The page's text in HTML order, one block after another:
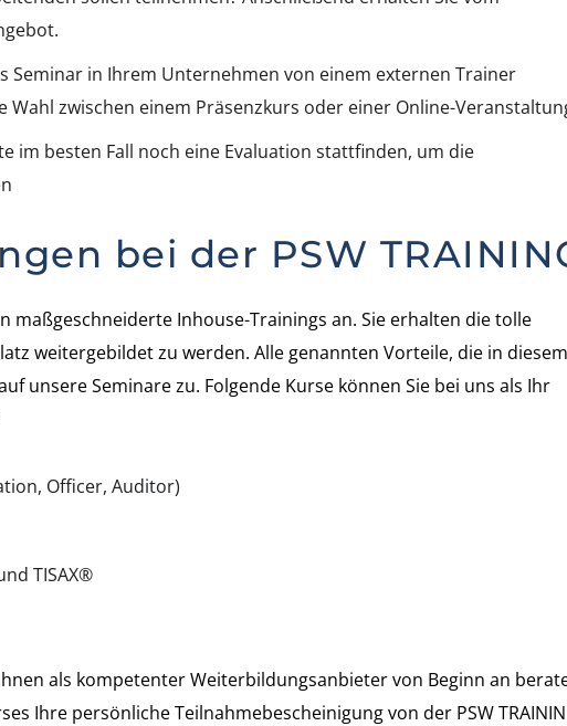
Seminar in Ihrem Unternehmen von einem externen Trainer
Wahl zwischen einem Präsenzkurs oder einer Online-
im besten Fall noch eine Evaluation stattfinden, um die
bei der PSW
maßgeschneiderte Inhouse-Trainings an. Sie erhalten die tolle
weitergebildet zu werden. Alle genannten Vorteile, die in diesem
unsere Seminare zu. Folgende Kurse können Sie bei uns als Ihr
Officer, Auditor)
TISAX®
als kompetenter Weiterbildungsanbieter von Beginn an
Ihre persönliche Teilnahmebescheinigung von der PSW